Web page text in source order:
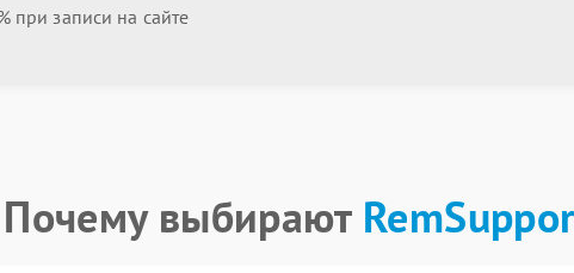
при записи на сайте
Почему выбирают